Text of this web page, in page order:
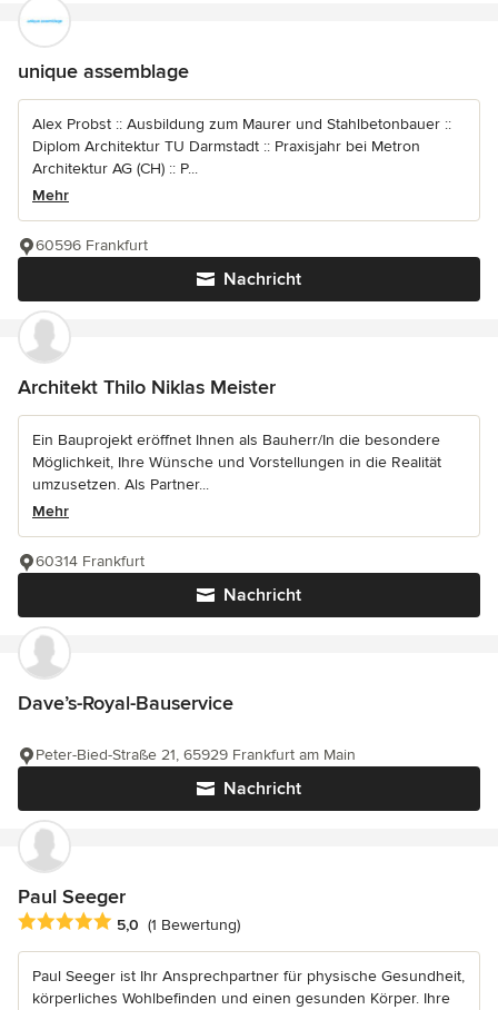
unique assemblage
Alex Probst :: Ausbildung zum Maurer und Stahlbetonbauer ::
Diplom Architektur TU Darmstadt :: Praxisjahr bei Metron
Architektur AG (CH) :: P...
Mehr
Nachricht
60596 Frankfurt
Architekt Thilo Niklas Meister
Ein Bauprojekt eröffnet Ihnen als Bauherr/In die besondere
Möglichkeit, Ihre Wünsche und Vorstellungen in die Realität
umzusetzen. Als Partner...
Mehr
Nachricht
60314 Frankfurt
Dave’s-Royal-Bauservice
Nachricht
Peter-Bied-Straße 21, 65929 Frankfurt am Main
Paul Seeger
Durchschnittliche Bewertung: 5 von 5 Sternen
5,0 (1 Bewertung)
Paul Seeger ist Ihr Ansprechpartner für physische Gesundheit,
körperliches Wohlbefinden und einen gesunden Körper. Ihre